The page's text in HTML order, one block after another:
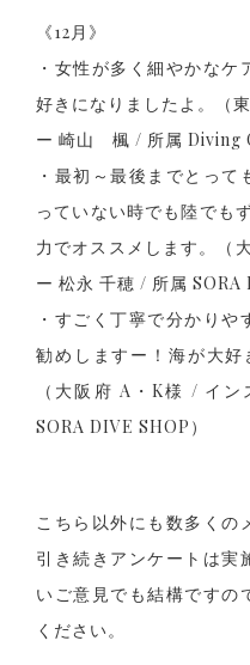
《12月》
・女性が多く細やかな
好きになりましたよ。（
ー 崎山 楓 / 所属 Diving
・最初～最後までとっ
っていない時でも陸でも
力でオススメします。（
ー 松永 千穂 / 所属 SORA
・すごく丁寧で分かり
勧めしますー！海が大
（大阪府 A・K様 / イ
SORA DIVE SHOP）
こちら以外にも数多くの
引き続きアンケートは実
いご意見でも結構ですの
ください。